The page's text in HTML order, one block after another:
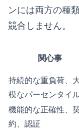
ンには両方の種
競合しません。
関心事
持続的な重負荷、
模なパーセンタイ
機能的な正確性、
約、認証